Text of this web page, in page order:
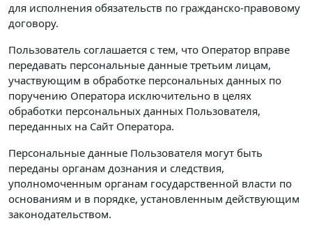
для исполнения обязательств по гражданско-правовому
договору.
Пользователь соглашается с тем, что Оператор вправе
передавать персональные данные третьим лицам,
участвующим в обработке персональных данных по
поручению Оператора исключительно в целях
обработки персональных данных Пользователя,
переданных на Сайт Оператора.
Персональные данные Пользователя могут быть
переданы органам дознания и следствия,
уполномоченным органам государственной власти по
основаниям и в порядке, установленным действующим
законодательством.